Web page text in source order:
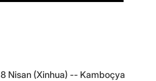
Nisan (Xinhua) -- Kamboçya